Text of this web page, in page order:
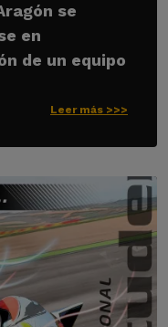
se
en
de un equipo
Leer más >>>